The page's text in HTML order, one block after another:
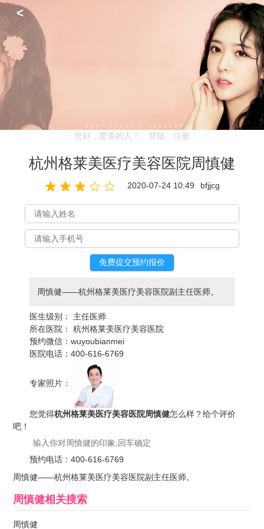
<
您好，爱美的人！ 登陆 注册
杭州格莱美医疗美容医院周慎健
2020-07-24 10:49 bfjjcg
周慎健——杭州格莱美医疗美容医院副主任医师。
医生级别：
主任医师
所在医院：
杭州格莱美医疗美容医院
预约微信：wuyoubianmei
医院电话：400-616-6769
专家照片：
您觉得杭州格莱美医疗美容医院周慎健怎么样？给个评价
吧！
预约电话：400-616-6769
周慎健——杭州格莱美医疗美容医院副主任医师。
周慎健相关搜索
周慎健